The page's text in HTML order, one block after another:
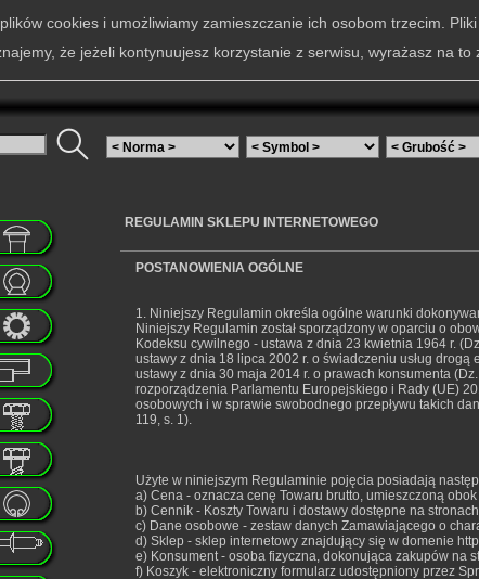
REGULAMIN SKLEPU INTERNETOWEGO
POSTANOWIENIA OGÓLNE
1. Niniejszy Regulamin określa ogólne warunki
Niniejszy Regulamin został sporządzony w oparciu o
Kodeksu cywilnego - ustawa z dnia 23 kwietnia 1964 r.
ustawy z dnia 18 lipca 2002 r. o świadczeniu usług
ustawy z dnia 30 maja 2014 r. o prawach konsumenta
rozporządzenia Parlamentu Europejskiego i Rady (UE)
osobowych i w sprawie swobodnego przepływu takich
119, s. 1).
Użyte w niniejszym Regulaminie pojęcia posiadają
a) Cena - oznacza cenę Towaru brutto, umieszczoną
b) Cennik - Koszty Towaru i dostawy dostępne na
c) Dane osobowe - zestaw danych Zamawiającego o
d) Sklep - sklep internetowy znajdujący się w domenie
e) Konsument - osoba fizyczna, dokonująca zakupów na
f) Koszyk - elektroniczny formularz udostępniony przez
cookies i umożliwiamy zamieszczanie ich osobom trzecim.
że jeżeli kontynuujesz korzystanie z serwisu, wyrażasz na